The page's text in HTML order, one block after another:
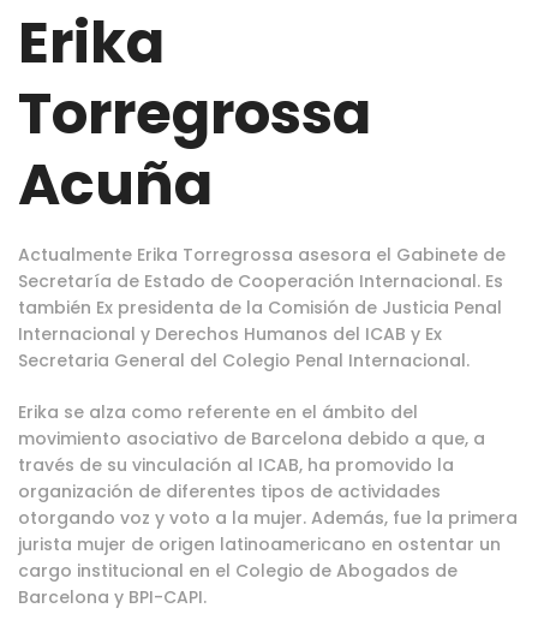
Erika
Torregrossa
Acuña
Actualmente Erika Torregrossa asesora el Gabinete de
Secretaría de Estado de Cooperación Internacional. Es
también Ex presidenta de la Comisión de Justicia Penal
Internacional y Derechos Humanos del ICAB y Ex
Secretaria General del Colegio Penal Internacional.
Erika se alza como referente en el ámbito del
movimiento asociativo de Barcelona debido a que, a
través de su vinculación al ICAB, ha promovido la
organización de diferentes tipos de actividades
otorgando voz y voto a la mujer. Además, fue la primera
jurista mujer de origen latinoamericano en ostentar un
cargo institucional en el Colegio de Abogados de
Barcelona y BPI-CAPI.